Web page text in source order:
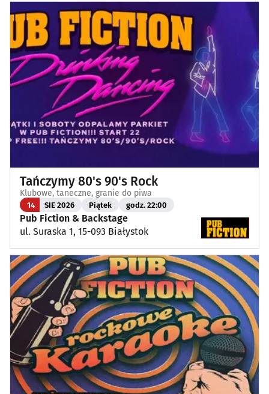
Tańczymy 80's 90's Rock
Klubowe, taneczne, granie do piwa
14 SIE 2026 Piątek godz. 22:00
Pub Fiction & Backstage
ul. Suraska 1, 15-093 Białystok